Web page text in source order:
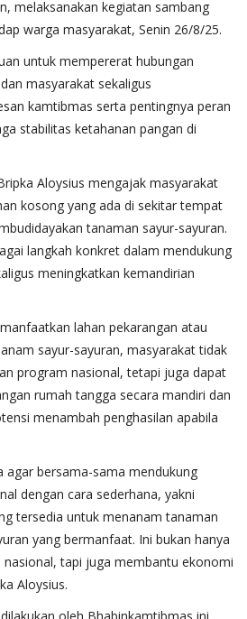
melaksanakan kegiatan sambang
warga masyarakat, Senin 26/8/25.
untuk mempererat hubungan
masyarakat sekaligus
kamtibmas serta pentingnya peran
stabilitas ketahanan pangan di
Aloysius mengajak masyarakat
kosong yang ada di sekitar tempat
tanaman sayur-sayuran.
langkah konkret dalam mendukung
meningkatkan kemandirian
lahan pekarangan atau
sayur-sayuran, masyarakat tidak
program nasional, tetapi juga dapat
rumah tangga secara mandiri dan
menambah penghasilan apabila
agar bersama-sama mendukung
dengan cara sederhana, yakni
tersedia untuk menanam tanaman
yang bermanfaat. Ini bukan hanya
tapi juga membantu ekonomi
Aloysius.